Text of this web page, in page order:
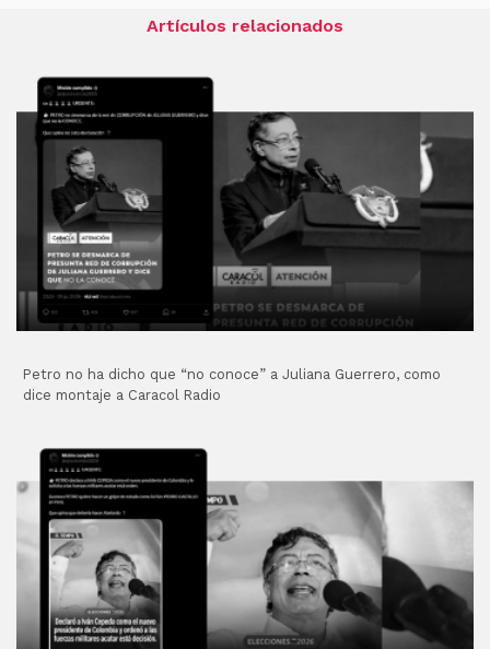
Artículos relacionados
Petro no ha dicho que “no conoce” a Juliana Guerrero, como
dice montaje a Caracol Radio